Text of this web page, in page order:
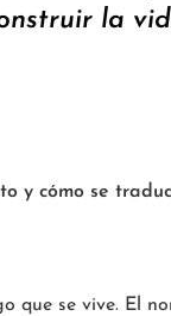
la
y cómo se
que se vive. El